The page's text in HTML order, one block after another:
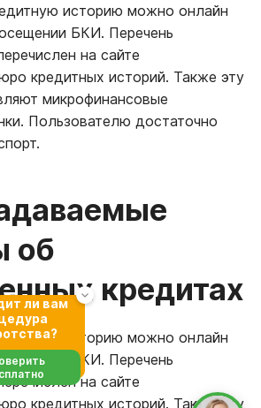
историю можно онлайн
БКИ. Перечень
на сайте
кредитных историй. Также эту
микрофинансовые
Пользователю достаточно
об
кредитах
историю можно онлайн
БКИ. Перечень
на сайте
кредитных историй. Также эту
ли вам